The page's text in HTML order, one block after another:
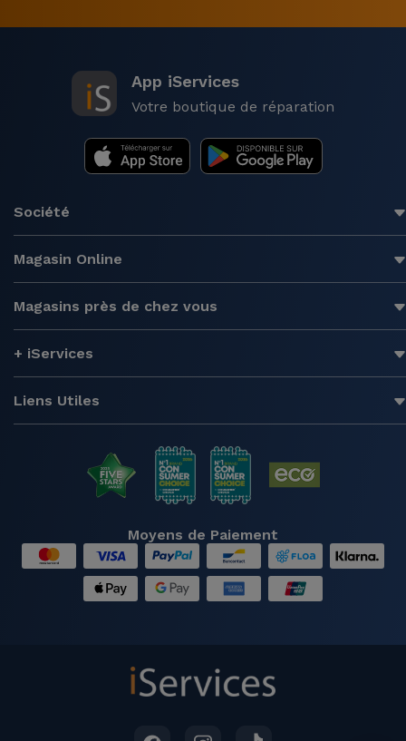
App iServices
Votre boutique de réparation
Société
Magasin Online
Magasins près de chez vous
+ iServices
Liens Utiles
Moyens de Paiement